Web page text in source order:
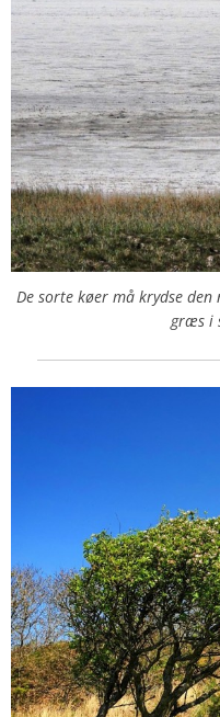
De sorte køer må krydse
græs i